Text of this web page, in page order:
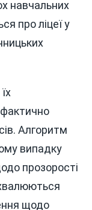
навчальних
про ліцеї у
фактично
Алгоритм
випадку
прозорості
щодо